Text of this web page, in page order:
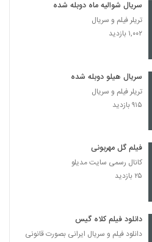
سریال شوالیه ماه دوبله شده
تریلر فیلم و سریال
۱,۰۰۲ بازدید
سریال هیلو دوبله شده
تریلر فیلم و سریال
۹۱۵ بازدید
فیلم گل مهربونی
کانال رسمی سایت مدیلو
۲۵ بازدید
دانلود فیلم کلاه گیس
دانلود فیلم و سریال ایرانی بصورت قانونی